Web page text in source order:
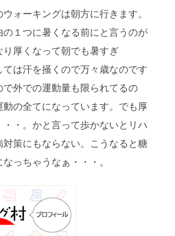
ォーキングは朝方に行きます。
１つに暑くなる前にと言うのが
厚くなって朝でも暑すぎ
は汗を掻くので万々歳なのです
外での運動量も限られてるの
の全てになっています。でも厚
・。かと言って歩かないとリハ
策にもならない。こうなると糖
っちゃうなぁ・・・。